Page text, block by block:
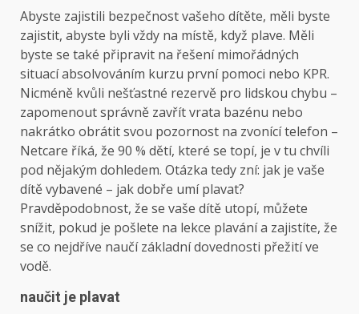
Abyste zajistili bezpečnost vašeho dítěte, měli byste
zajistit, abyste byli vždy na místě, když plave. Měli
byste se také připravit na řešení mimořádných
situací absolvováním kurzu první pomoci nebo KPR.
Nicméně kvůli nešťastné rezervě pro lidskou chybu –
zapomenout správně zavřít vrata bazénu nebo
nakrátko obrátit svou pozornost na zvonící telefon –
Netcare říká, že 90 % dětí, které se topí, je v tu chvíli
pod nějakým dohledem. Otázka tedy zní: jak je vaše
dítě vybavené – jak dobře umí plavat?
Pravděpodobnost, že se vaše dítě utopí, můžete
snížit, pokud je pošlete na lekce plavání a zajistíte, že
se co nejdříve naučí základní dovednosti přežití ve
vodě.
naučit je plavat